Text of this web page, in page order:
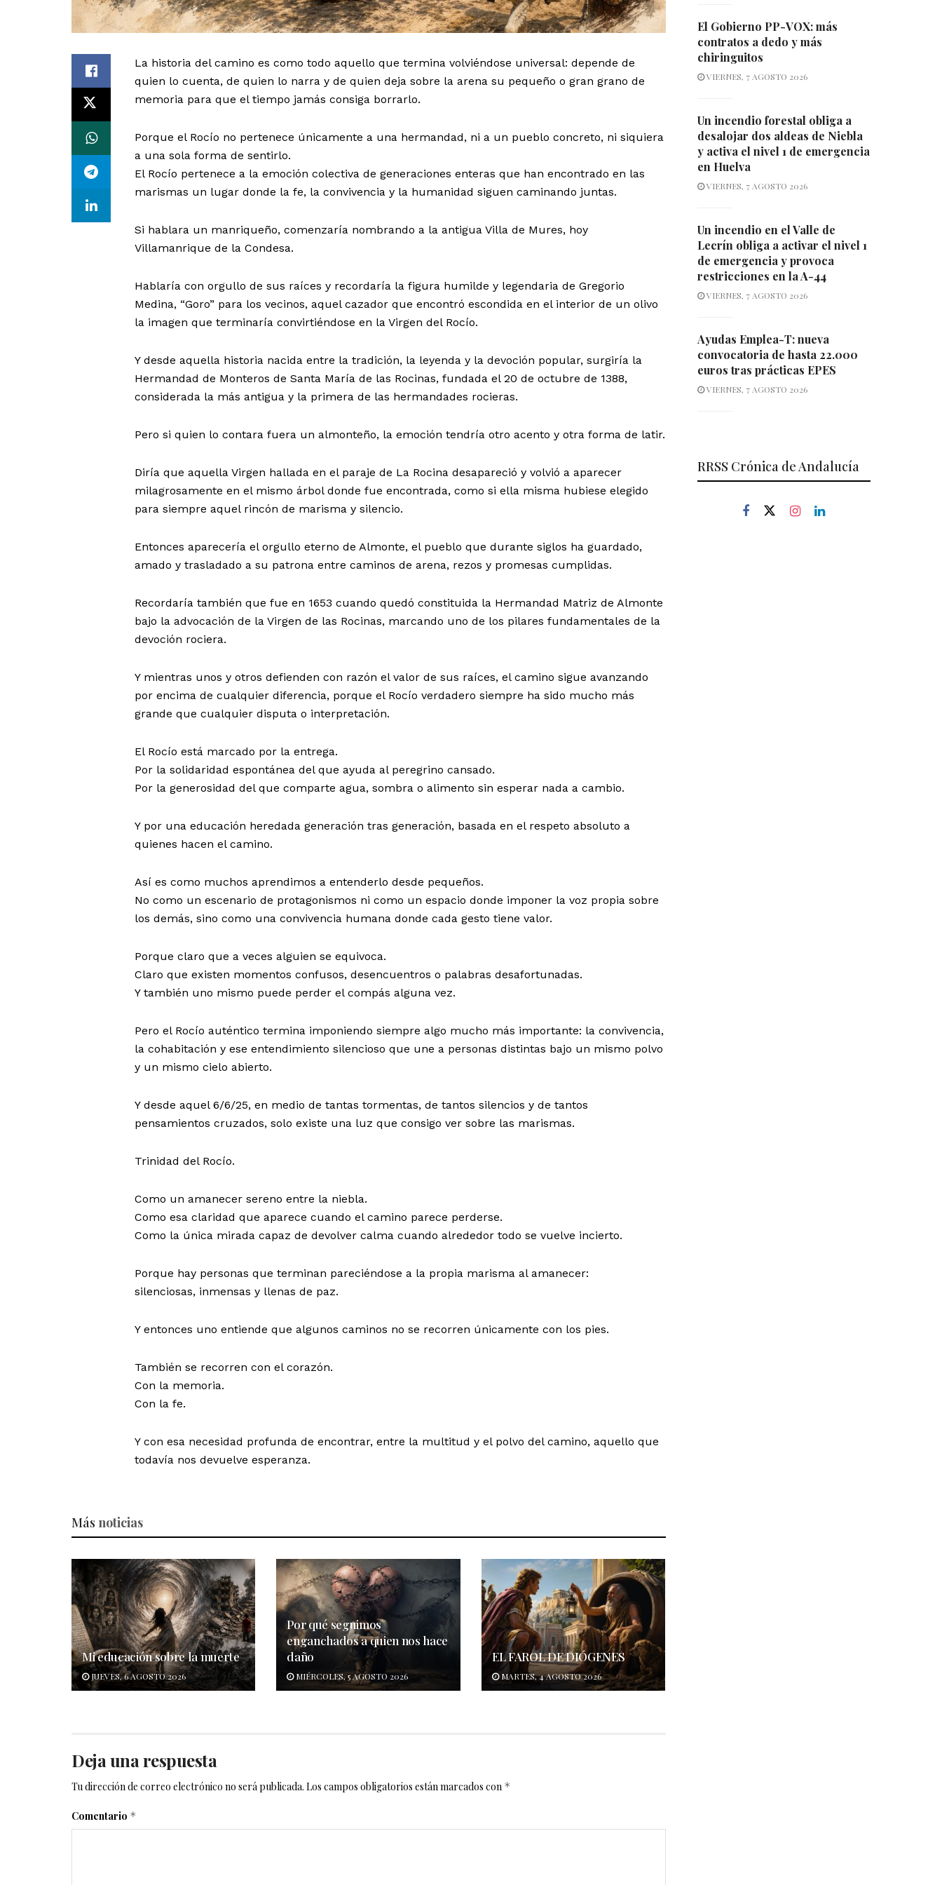
La historia del camino es como todo aquello que termina volviéndose universal: depende de
quien lo cuenta, de quien lo narra y de quien deja sobre la arena su pequeño o gran grano de
memoria para que el tiempo jamás consiga borrarlo.
Porque el Rocío no pertenece únicamente a una hermandad, ni a un pueblo concreto, ni siquiera
a una sola forma de sentirlo.
El Rocío pertenece a la emoción colectiva de generaciones enteras que han encontrado en las
marismas un lugar donde la fe, la convivencia y la humanidad siguen caminando juntas.
Si hablara un manriqueño, comenzaría nombrando a la antigua Villa de Mures, hoy
Villamanrique de la Condesa.
Hablaría con orgullo de sus raíces y recordaría la figura humilde y legendaria de Gregorio
Medina, “Goro” para los vecinos, aquel cazador que encontró escondida en el interior de un olivo
la imagen que terminaría convirtiéndose en la Virgen del Rocío.
Y desde aquella historia nacida entre la tradición, la leyenda y la devoción popular, surgiría la
Hermandad de Monteros de Santa María de las Rocinas, fundada el 20 de octubre de 1388,
considerada la más antigua y la primera de las hermandades rocieras.
Pero si quien lo contara fuera un almonteño, la emoción tendría otro acento y otra forma de latir.
Diría que aquella Virgen hallada en el paraje de La Rocina desapareció y volvió a aparecer
milagrosamente en el mismo árbol donde fue encontrada, como si ella misma hubiese elegido
para siempre aquel rincón de marisma y silencio.
Entonces aparecería el orgullo eterno de Almonte, el pueblo que durante siglos ha guardado,
amado y trasladado a su patrona entre caminos de arena, rezos y promesas cumplidas.
Recordaría también que fue en 1653 cuando quedó constituida la Hermandad Matriz de Almonte
bajo la advocación de la Virgen de las Rocinas, marcando uno de los pilares fundamentales de la
devoción rociera.
Y mientras unos y otros defienden con razón el valor de sus raíces, el camino sigue avanzando
por encima de cualquier diferencia, porque el Rocío verdadero siempre ha sido mucho más
grande que cualquier disputa o interpretación.
El Rocío está marcado por la entrega.
Por la solidaridad espontánea del que ayuda al peregrino cansado.
Por la generosidad del que comparte agua, sombra o alimento sin esperar nada a cambio.
Y por una educación heredada generación tras generación, basada en el respeto absoluto a
quienes hacen el camino.
Así es como muchos aprendimos a entenderlo desde pequeños.
No como un escenario de protagonismos ni como un espacio donde imponer la voz propia sobre
los demás, sino como una convivencia humana donde cada gesto tiene valor.
Porque claro que a veces alguien se equivoca.
Claro que existen momentos confusos, desencuentros o palabras desafortunadas.
Y también uno mismo puede perder el compás alguna vez.
Pero el Rocío auténtico termina imponiendo siempre algo mucho más importante: la convivencia,
la cohabitación y ese entendimiento silencioso que une a personas distintas bajo un mismo polvo
y un mismo cielo abierto.
Y desde aquel 6/6/25, en medio de tantas tormentas, de tantos silencios y de tantos
pensamientos cruzados, solo existe una luz que consigo ver sobre las marismas.
Trinidad del Rocío.
Como un amanecer sereno entre la niebla.
Como esa claridad que aparece cuando el camino parece perderse.
Como la única mirada capaz de devolver calma cuando alrededor todo se vuelve incierto.
Porque hay personas que terminan pareciéndose a la propia marisma al amanecer:
silenciosas, inmensas y llenas de paz.
Y entonces uno entiende que algunos caminos no se recorren únicamente con los pies.
También se recorren con el corazón.
Con la memoria.
Con la fe.
Y con esa necesidad profunda de encontrar, entre la multitud y el polvo del camino, aquello que
todavía nos devuelve esperanza.
Más noticias
Mi educación sobre la muerte
JUEVES, 6 AGOSTO 2026
Por qué seguimos
enganchados a quien nos hace
daño
MIÉRCOLES, 5 AGOSTO 2026
EL FAROL DE DIÓGENES
MARTES, 4 AGOSTO 2026
Deja una respuesta
Tu dirección de correo electrónico no será publicada. Los campos obligatorios están marcados con *
Comentario *
El Gobierno PP-VOX: más
contratos a dedo y más
chiringuitos
VIERNES, 7 AGOSTO 2026
Un incendio forestal obliga a
desalojar dos aldeas de Niebla
y activa el nivel 1 de emergencia
en Huelva
VIERNES, 7 AGOSTO 2026
Un incendio en el Valle de
Lecrín obliga a activar el nivel 1
de emergencia y provoca
restricciones en la A-44
VIERNES, 7 AGOSTO 2026
Ayudas Emplea-T: nueva
convocatoria de hasta 22.000
euros tras prácticas EPES
VIERNES, 7 AGOSTO 2026
RRSS Crónica de Andalucía